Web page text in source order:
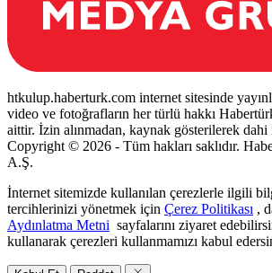
htkulup.haberturk.com internet sitesinde
video ve fotoğrafların her türlü hakkı
aittir. İzin alınmadan, kaynak gösterilerek dahi
Copyright © 2026 - Tüm hakları saklıdır.
A.Ş.
İnternet sitemizde kullanılan çerezlerle ilgili
tercihlerinizi yönetmek için Çerez Politikası ,
Aydınlatma Metni sayfalarını ziyaret
kullanarak çerezleri kullanmamızı kabul